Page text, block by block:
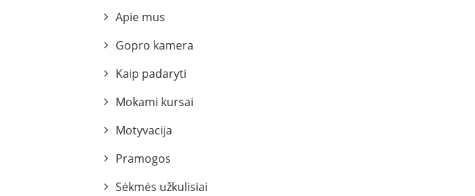
Apie mus
Gopro kamera
Kaip padaryti
Mokami kursai
Motyvacija
Pramogos
Sėkmės užkulisiai